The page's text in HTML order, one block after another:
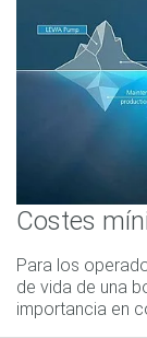
Costes
Para los
de vida de una
importancia en